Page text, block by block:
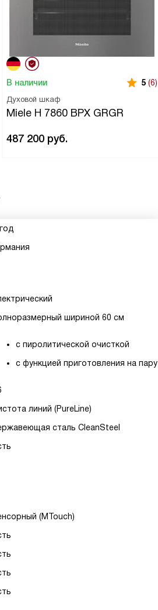
В наличии 5 (6)
Духовой шкаф
Miele H 7860 BPX GRGR
487 200 руб.
шириной 60 см
с пиролитической очисткой
с функцией приготовления на пару
линий (PureLine)
сталь CleanSteel
(MTouch)